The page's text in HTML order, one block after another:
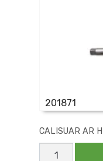
201871
CALISUAR AR
CALISUAR